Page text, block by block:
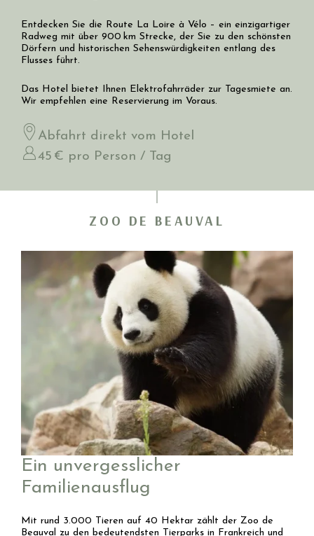
Entdecken Sie die Route La Loire à Vélo – ein einzigartiger
Radweg mit über 900 km Strecke, der Sie zu den schönsten
Dörfern und historischen Sehenswürdigkeiten entlang des
Flusses führt.
Das Hotel bietet Ihnen Elektrofahrräder zur Tagesmiete an.
Wir empfehlen eine Reservierung im Voraus.
Abfahrt direkt vom Hotel
45 € pro Person / Tag
ZOO DE BEAUVAL
Ein unvergesslicher
Familienausflug
Mit rund 3.000 Tieren auf 40 Hektar zählt der Zoo de
Beauval zu den bedeutendsten Tierparks in Frankreich und